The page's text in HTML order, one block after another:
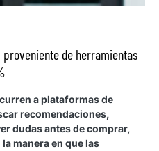
de herramientas
a plataformas de
recomendaciones,
dudas antes de comprar,
manera en que las